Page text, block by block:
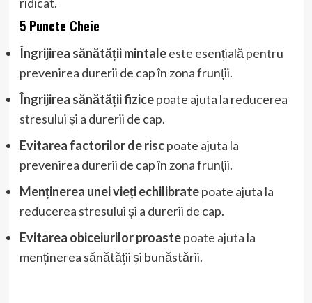
ridicat.
5 Puncte Cheie
Îngrijirea sănătății mintaleeste esențială pentru
prevenirea durerii de cap în zona frunții.
Îngrijirea sănătății fizicepoate ajuta la reducerea
stresului și a durerii de cap.
Evitarea factorilor de riscpoate ajuta la
prevenirea durerii de cap în zona frunții.
Menținerea unei vieți echilibratepoate ajuta la
reducerea stresului și a durerii de cap.
Evitarea obiceiurilor proastepoate ajuta la
menținerea sănătății și bunăstării.